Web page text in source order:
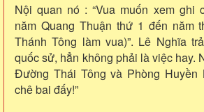
Nội quan nó : “Vua muốn xem ghi
năm Quang Thuận thứ 1 đến năm
Thánh Tông làm vua)”. Lê Nghĩa
quốc sử, hẳn không phải là việc hay.
Đường Thái Tông và Phòng
chê bai đấy!”